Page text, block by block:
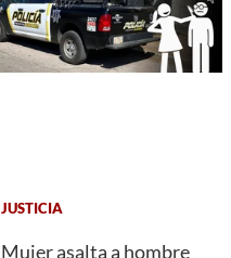
JUSTICIA
Mujer asalta a hombre